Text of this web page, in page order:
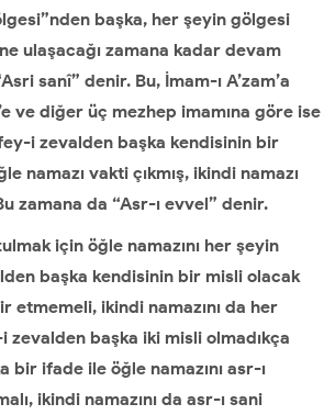
başka, her şeyin gölgesi
ulaşacağı zamana kadar devam
sanî” denir. Bu, İmam-ı A’zam’a
ve diğer üç mezhep imamına göre ise
i zevalden başka kendisinin bir
namazı vakti çıkmış, ikindi namazı
zamana da “Asr-ı evvel” denir.
için öğle namazını her şeyin
başka kendisinin bir misli olacak
etmemeli, ikindi namazını da her
zevalden başka iki misli olmadıkça
bir ifade ile öğle namazını asr-ı
ikindi namazını da asr-ı sani